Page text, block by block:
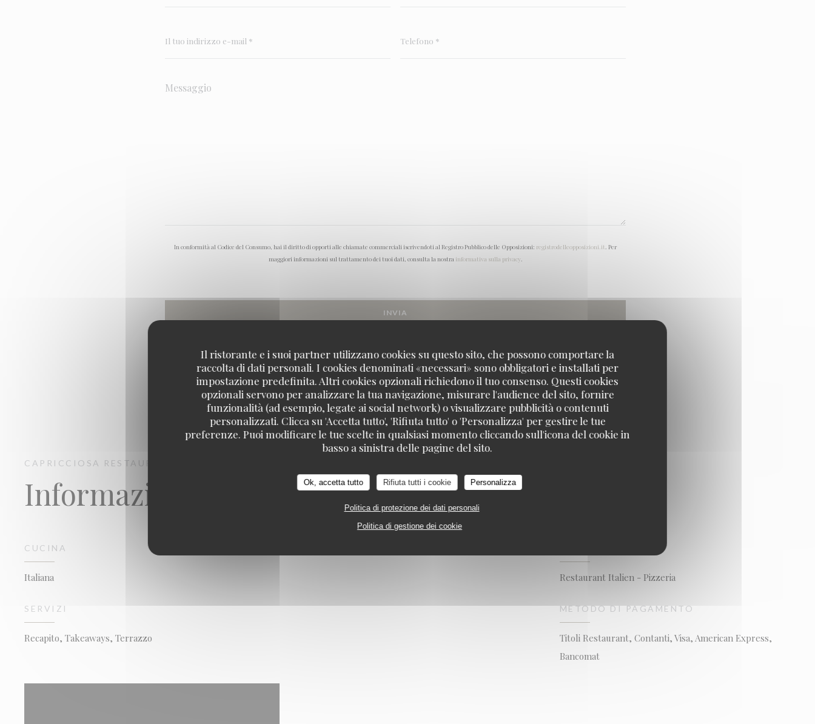
Il ristorante e i suoi partner utilizzano cookies su questo sito, che possono comportare la
raccolta di dati personali. I cookies denominati «necessari» sono obbligatori e installati per
impostazione predefinita. Altri cookies opzionali richiedono il tuo consenso. Questi cookies
opzionali servono per analizzare la tua navigazione, misurare l'audience del sito, fornire
funzionalità (ad esempio, legate ai social network) o visualizzare pubblicità o contenuti
personalizzati. Clicca su 'Accetta tutto', 'Rifiuta tutto' o 'Personalizza' per gestire le tue
preferenze. Puoi modificare le tue scelte in qualsiasi momento cliccando sull'icona del cookie in
basso a sinistra delle pagine del sito.
Ok, accetta tutto Rifiuta tutti i cookie Personalizza
Politica di protezione dei dati personali
Politica di gestione dei cookie
In conformità al Codice del Consumo, hai il diritto di opporti alle chiamate commerciali iscrivendoti al Registro Pubblico delle Opposizioni: registrodelleopposizioni.it. Per
maggiori informazioni sul trattamento dei tuoi dati, consulta la nostra informativa sulla privacy.
CAPRICCIOSA RESTAURANT ITALIEN - PIZZERIA
Informazioni pratiche
CUCINA
Italiana Restaurant Italien - Pizzeria
SERVIZI
Recapito, Takeaways, Terrazzo
METODO DI PAGAMENTO
Titoli Restaurant, Contanti, Visa, American Express,
Bancomat
Capricciosa